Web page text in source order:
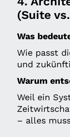
(Suite
Was
Wie passt
und
Warum
Weil ein
– alles